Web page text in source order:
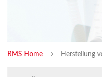
RMS Home Herstellung